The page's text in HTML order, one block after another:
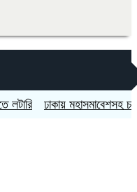
ঢাকায় মহাসমাবেশসহ চার